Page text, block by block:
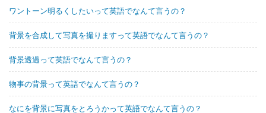
ワントーン明るくしたいって英語でなんて言うの？
背景を合成して写真を撮りますって英語でなんて言うの？
背景透過って英語でなんて言うの？
物事の背景って英語でなんて言うの？
なにを背景に写真をとろうかって英語でなんて言うの？